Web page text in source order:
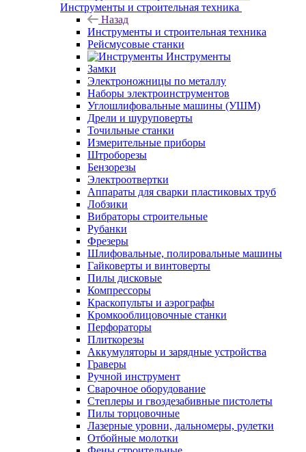
Инструменты и строительная техника
Назад
Инструменты и строительная техника
Рейсмусовые станки
Инструменты
Замки
Электроножницы по металлу
Наборы электроинструментов
Углошлифовальные машины (УШМ)
Дрели и шуруповерты
Точильные станки
Измерительные приборы
Штроборезы
Бензорезы
Электроотвертки
Аппараты для сварки пластиковых труб
Лобзики
Вибраторы строительные
Рубанки
Фрезеры
Шлифовальные, полировальные машины
Гайковерты и винтоверты
Пилы дисковые
Компрессоры
Краскопульты и аэрографы
Кромкооблицовочные станки
Перфораторы
Плиткорезы
Аккумуляторы и зарядные устройства
Граверы
Ручной инструмент
Сварочное оборудование
Степлеры и гвоздезабивные пистолеты
Пилы торцовочные
Лазерные уровни, дальномеры, рулетки
Отбойные молотки